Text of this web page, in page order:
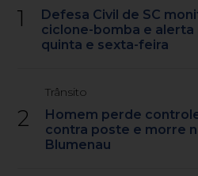
1
Defesa Civil de SC
ciclone-bomba e
quinta e sexta-feira
2
Trânsito
Homem perde
contra poste e morre
Blumenau